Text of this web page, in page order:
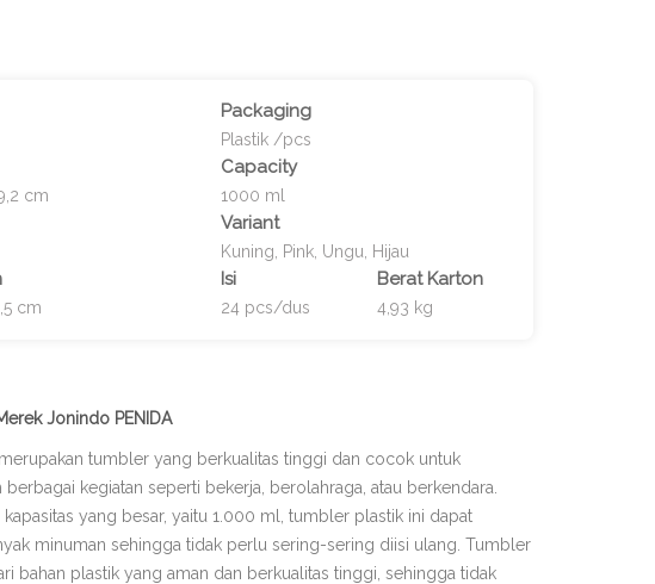
Packaging
Plastik /pcs
cm
Capacity
1000 ml
Variant
Kuning, Pink, Ungu, Hijau
cm
Isi
24 pcs/dus
Berat Karton
4,93 kg
Jonindo PENIDA
tumbler yang berkualitas tinggi dan cocok untuk
kegiatan seperti bekerja, berolahraga, atau berkendara.
kapasitas yang besar, yaitu 1.000 ml, tumbler plastik ini dapat
minuman sehingga tidak perlu sering-sering diisi ulang. Tumbler
bahan plastik yang aman dan berkualitas tinggi, sehingga tidak